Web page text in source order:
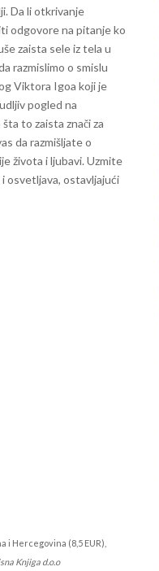
Da li otkrivanje
odgovore na pitanje ko
zaista sele iz tela u
razmislimo o smislu
Viktora Igoa koji je
pogled na
to zaista znači za
da razmišljate o
života i ljubavi. Uzmite
osvetljava, ostavljajući
Hercegovina (8,5 EUR),
Knjiga d.o.o